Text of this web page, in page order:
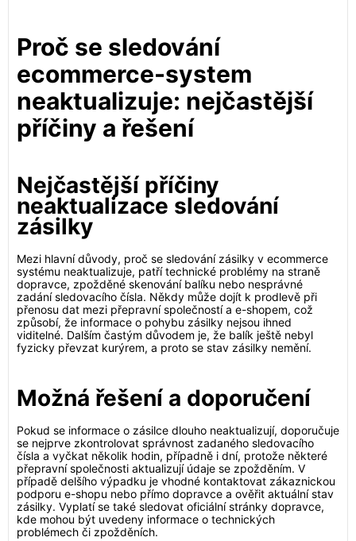
Proč se sledování
ecommerce-system
neaktualizuje: nejčastější
příčiny a řešení
Nejčastější příčiny
neaktualizace sledování
zásilky
Mezi hlavní důvody, proč se sledování zásilky v ecommerce
systému neaktualizuje, patří technické problémy na straně
dopravce, zpožděné skenování balíku nebo nesprávné
zadání sledovacího čísla. Někdy může dojít k prodlevě při
přenosu dat mezi přepravní společností a e-shopem, což
způsobí, že informace o pohybu zásilky nejsou ihned
viditelné. Dalším častým důvodem je, že balík ještě nebyl
fyzicky převzat kurýrem, a proto se stav zásilky nemění.
Možná řešení a doporučení
Pokud se informace o zásilce dlouho neaktualizují, doporučuje
se nejprve zkontrolovat správnost zadaného sledovacího
čísla a vyčkat několik hodin, případně i dní, protože některé
přepravní společnosti aktualizují údaje se zpožděním. V
případě delšího výpadku je vhodné kontaktovat zákaznickou
podporu e-shopu nebo přímo dopravce a ověřit aktuální stav
zásilky. Vyplatí se také sledovat oficiální stránky dopravce,
kde mohou být uvedeny informace o technických
problémech či zpožděních.